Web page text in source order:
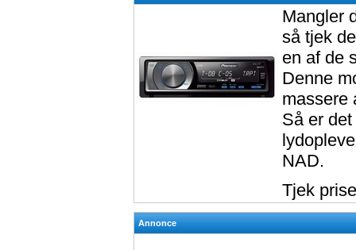
Mangler
så tjek
en af de
Denne
massere
Så er
NAD.
Tjek
Annonce